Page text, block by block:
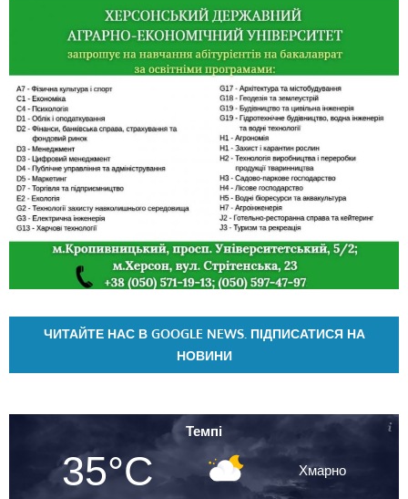
ЧИТАЙТЕ НАС В GOOGLE NEWS. ПІДПИСАТИСЯ НА
НОВИНИ
Темпі
35°C Хмарно